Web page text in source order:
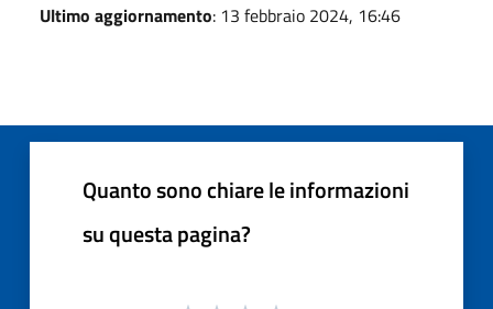
Ultimo aggiornamento: 13 febbraio 2024, 16:46
Quanto sono chiare le informazioni
su questa pagina?